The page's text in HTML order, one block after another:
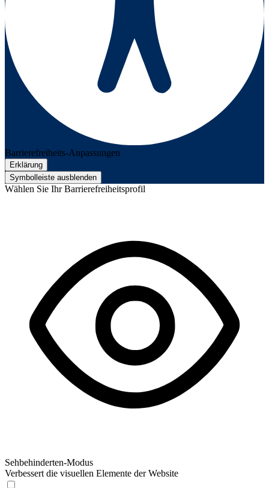
Barrierefreiheits-Anpassungen
Erklärung
Symbolleiste ausblenden
Wählen Sie Ihr Barrierefreiheitsprofil
Sehbehinderten-Modus
Verbessert die visuellen Elemente der Website